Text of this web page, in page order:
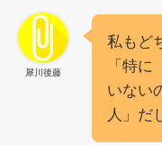
犀川後藤
私もど
「特
いない
人」だ